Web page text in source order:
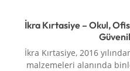
İkra Kırtasiye – Okul,
İkra Kırtasiye, 2016
malzemeleri alanında